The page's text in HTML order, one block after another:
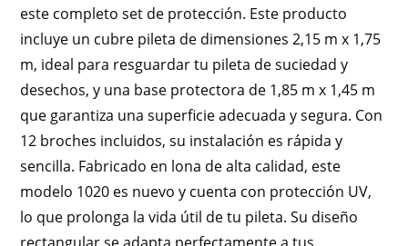
este completo set de protección. Este producto
incluye un cubre pileta de dimensiones 2,15 m x 1,75
m, ideal para resguardar tu pileta de suciedad y
desechos, y una base protectora de 1,85 m x 1,45 m
que garantiza una superficie adecuada y segura. Con
12 broches incluidos, su instalación es rápida y
sencilla. Fabricado en lona de alta calidad, este
modelo 1020 es nuevo y cuenta con protección UV,
lo que prolonga la vida útil de tu pileta. Su diseño